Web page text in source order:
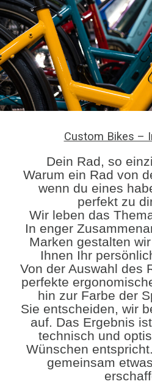
Custom Bikes –
Dein Rad, so
Warum ein Rad von
wenn du eines
perfekt zu
Wir leben das
In enger
Marken gestalten
Ihnen Ihr
​Von der Auswahl des
perfekte
hin zur Farbe der
Sie entscheiden, wir
auf. Das Ergebnis
technisch und
Wünschen
gemeinsam